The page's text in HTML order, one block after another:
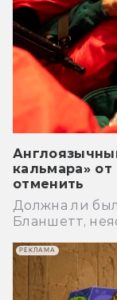
кальмара»
отменить
Должна ли
Бланшетт,
РЕКЛАМА